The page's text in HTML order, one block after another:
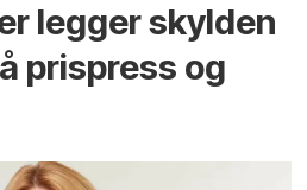
legger skylden
prispress og